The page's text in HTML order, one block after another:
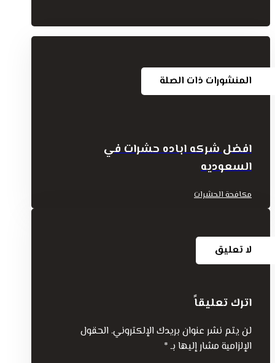
المنشورات ذات الصلة
افضل شركه اباده حشرات في
السعوديه
مكافحة الحشرات
لا تعليق
اترك تعليقاً
لن يتم نشر عنوان بريدك الإلكتروني. الحقول
الإلزامية مشار إليها بـ*